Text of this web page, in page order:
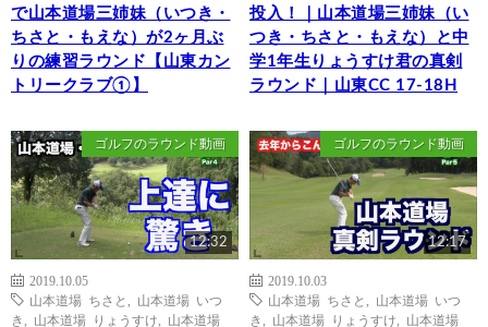
で山本道場三姉妹（いつき・
ちさと・もえな）が2ヶ月ぶ
りの練習ラウンド【山東カン
トリークラブ①】
投入！｜山本道場三姉妹（い
つき・ちさと・もえな）と中
学1年生りょうすけ君の真剣
ラウンド｜山東CC 17-18H
ゴルフのラウンド動画
12:32
2019.10.05
山本道場 ちさと
山本道場 いつ
き
山本道場 りょうすけ
山本道場
ゴルフのラウンド動画
12:17
2019.10.03
山本道場 ちさと
山本道場 いつ
き
山本道場 りょうすけ
山本道場